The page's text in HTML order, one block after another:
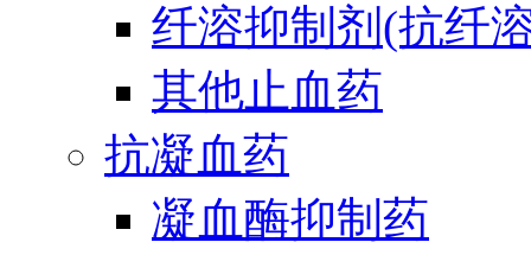
纤溶抑制剂(抗纤
其他止血药
抗凝血药
凝血酶抑制药